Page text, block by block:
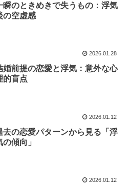
瞬のときめきで失うもの：浮気
の空虚感
2026.01.28
婚前提の恋愛と浮気：意外な心
的盲点
2026.01.12
去の恋愛パターンから見る「浮
の傾向」
2026.01.12